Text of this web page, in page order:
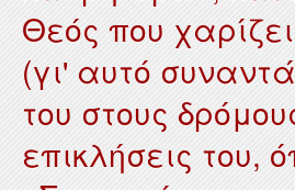
Θεός που
(γι' αυτό
του στους
επικλήσεις του,